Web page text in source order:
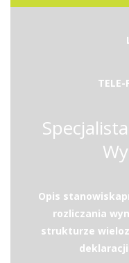
Opis
rozliczania
strukturze